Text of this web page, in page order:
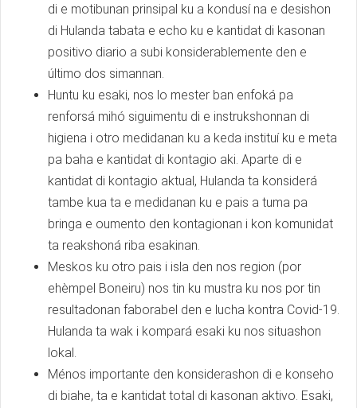
di e motibunan prinsipal ku a kondusí na e desishon
di Hulanda tabata e echo ku e kantidat di kasonan
positivo diario a subi konsiderablemente den e
último dos simannan.
Huntu ku esaki, nos lo mester ban enfoká pa
renforsá mihó siguimentu di e instrukshonnan di
higiena i otro medidanan ku a keda instituí ku e meta
pa baha e kantidat di kontagio aki. Aparte di e
kantidat di kontagio aktual, Hulanda ta konsiderá
tambe kua ta e medidanan ku e pais a tuma pa
bringa e oumento den kontagionan i kon komunidat
ta reakshoná riba esakinan.
Meskos ku otro pais i isla den nos region (por
ehèmpel Boneiru) nos tin ku mustra ku nos por tin
resultadonan faborabel den e lucha kontra Covid-19.
Hulanda ta wak i kompará esaki ku nos situashon
lokal.
Ménos importante den konsiderashon di e konseho
di biahe, ta e kantidat total di kasonan aktivo. Esaki,